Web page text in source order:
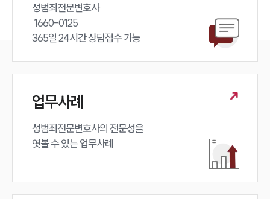
성범죄전문변호사
365일 24시간 상담접수 가능
업무사례
성범죄전문변호사의 전문성을
엿볼 수 있는 업무사례